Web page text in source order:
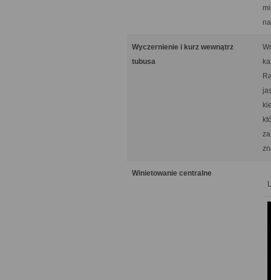
Wyczernienie i kurz wewnątrz
tubusa
Winietowanie centralne